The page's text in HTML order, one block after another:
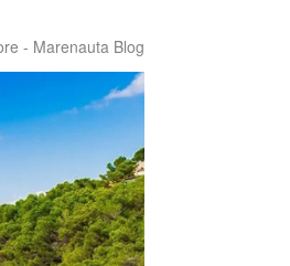
- Marenauta Blog